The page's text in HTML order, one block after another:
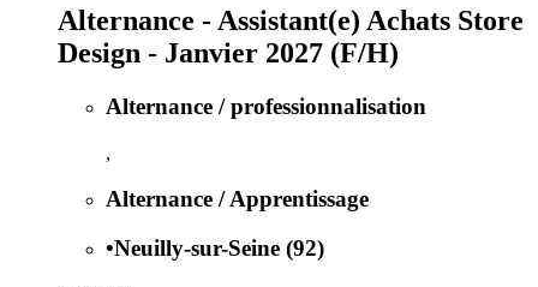
Alternance - Assistant(e) Achats Store
Design - Janvier 2027 (F/H)
Alternance / professionnalisation
,
Alternance / Apprentissage
•Neuilly-sur-Seine (92)